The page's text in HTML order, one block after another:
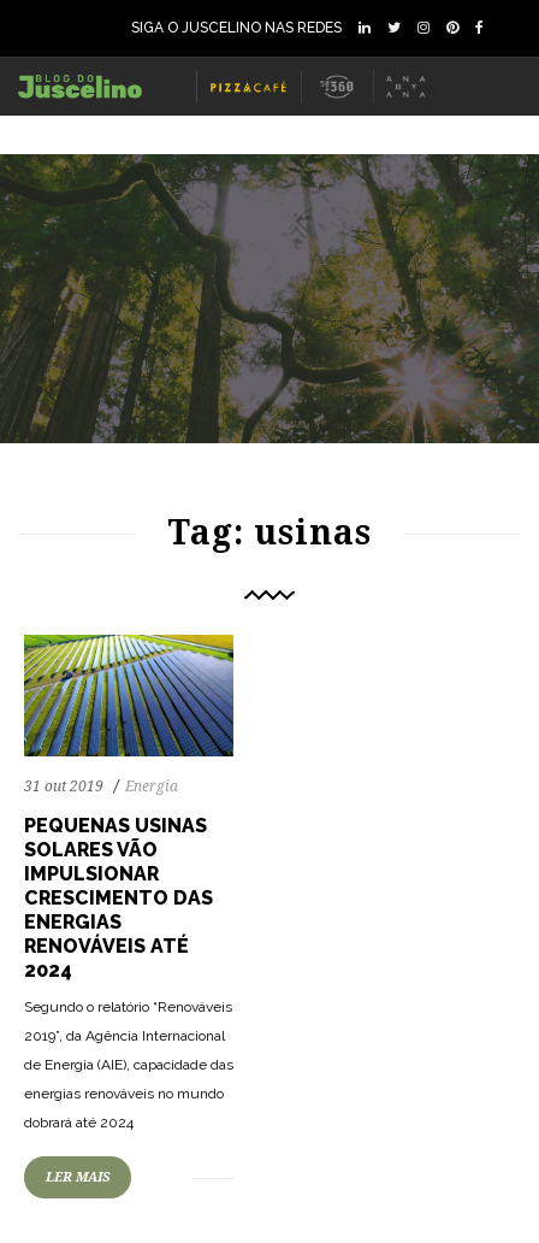
SIGA O JUSCELINO NAS REDES
Tag: usinas
31 out 2019 Energia
PEQUENAS USINAS
SOLARES VÃO
IMPULSIONAR
CRESCIMENTO DAS
ENERGIAS
RENOVÁVEIS ATÉ
2024
Segundo o relatório “Renováveis
2019”, da Agência Internacional
de Energia (AIE), capacidade das
energias renováveis no mundo
dobrará até 2024
LER MAIS